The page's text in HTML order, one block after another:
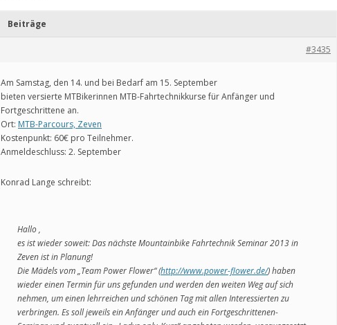
Beiträge
#3435
Am Samstag, den 14. und bei Bedarf am 15. September
bieten versierte MTBikerinnen MTB-Fahrtechnikkurse für Anfänger und
Fortgeschrittene an.
Ort: MTB-Parcours, Zeven
Kostenpunkt: 60€ pro Teilnehmer.
Anmeldeschluss: 2. September
Konrad Lange schreibt:
Hallo ,
es ist wieder soweit: Das nächste Mountainbike Fahrtechnik Seminar 2013 in
Zeven ist in Planung!
Die Mädels vom „Team Power Flower“ (http://www.power-flower.de/) haben
wieder einen Termin für uns gefunden und werden den weiten Weg auf sich
nehmen, um einen lehrreichen und schönen Tag mit allen Interessierten zu
verbringen. Es soll jeweils ein Anfänger und auch ein Fortgeschrittenen-